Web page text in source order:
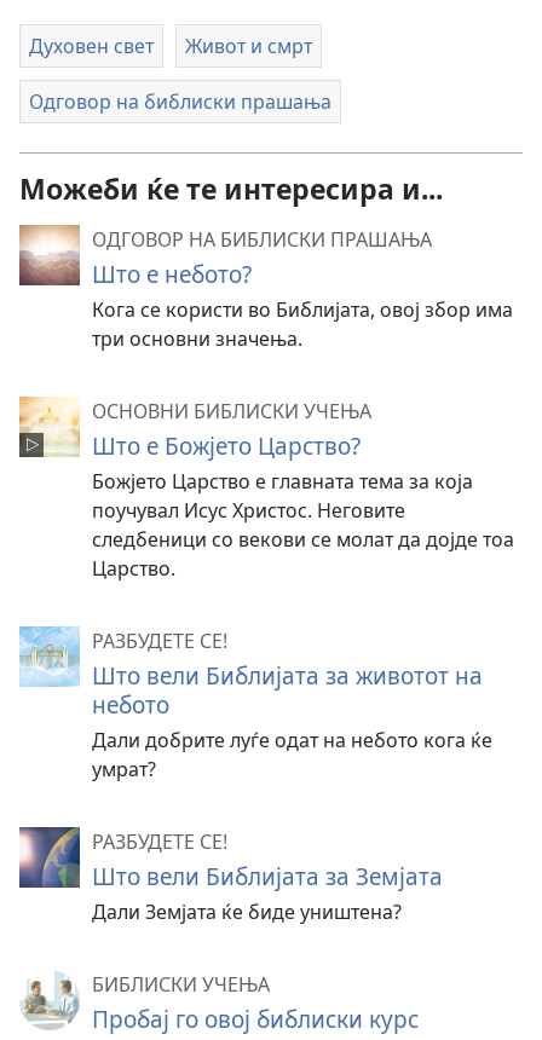
Духовен свет Живот и смрт
Одговор на библиски прашања
Можеби ќе те интересира и...
ОДГОВОР НА БИБЛИСКИ ПРАШАЊА
Што е небото?
Кога се користи во Библијата, овој збор има
три основни значења.
ОСНОВНИ БИБЛИСКИ УЧЕЊА
Што е Божјето Царство?
Божјето Царство е главната тема за која
поучувал Исус Христос. Неговите
следбеници со векови се молат да дојде тоа
Царство.
РАЗБУДЕТЕ СЕ!
Што вели Библијата за животот на
небото
Дали добрите луѓе одат на небото кога ќе
умрат?
РАЗБУДЕТЕ СЕ!
Што вели Библијата за Земјата
Дали Земјата ќе биде уништена?
БИБЛИСКИ УЧЕЊА
Пробај го овој библиски курс